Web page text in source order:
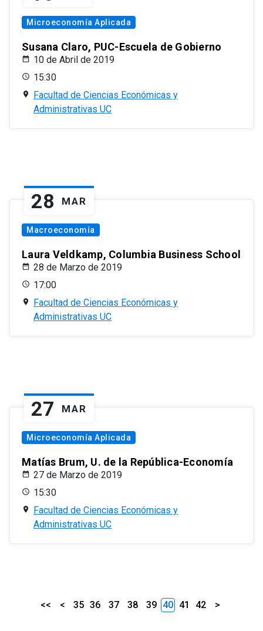
Microeconomía Aplicada
Susana Claro, PUC-Escuela de Gobierno
10 de Abril de 2019
15:30
Facultad de Ciencias Económicas y
Administrativas UC
28 MAR
Macroeconomía
Laura Veldkamp, Columbia Business School
28 de Marzo de 2019
17:00
Facultad de Ciencias Económicas y
Administrativas UC
27 MAR
Microeconomía Aplicada
Matías Brum, U. de la República-Economía
27 de Marzo de 2019
15:30
Facultad de Ciencias Económicas y
Administrativas UC
<< < 35 36 37 38 39 40 41 42 >